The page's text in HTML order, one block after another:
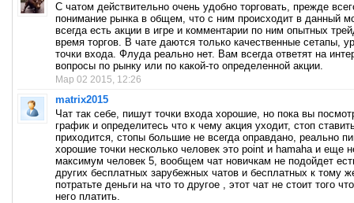
C чатом действительно очень удобно торговать, прежде
понимание рынка в общем, что с ним происходит в данный
всегда есть акции в игре и комментарии по ним опытных
время торгов. В чате даются только качественные сетапы,
точки входа. Флуда реально нет. Вам всегда ответят на
вопросы по рынку или по какой-то определенной акции.
Мар 02 2015, 12:26
matrix2015
Чат так себе, пишут точки входа хорошие, но пока вы
график и определитесь что к чему акция уходит, стоп
приходится, стопы большие не всегда оправдано, реально
хорошие точки несколько человек это point и hamaha и еще
максимум человек 5, вообщем чат новичкам не подойдет
других бесплатных зарубежных чатов и бесплатных к тому
потратьте деньги на что то другое , этот чат не стоит того
него платить.